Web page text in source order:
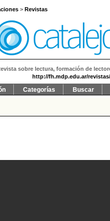
> Revistas
sobre lectura, formación de
http://fh.mdp.edu.ar/
Categorías Buscar